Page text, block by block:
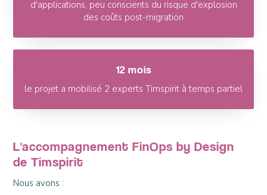
d'applications, peu conscients du risque d'explosion
des coûts post-migration
12 mois
le projet a mobilisé 2 experts Timspirit à temps partiel
L'accompagnement FinOps by Design
de Timspirit
Nous avons :